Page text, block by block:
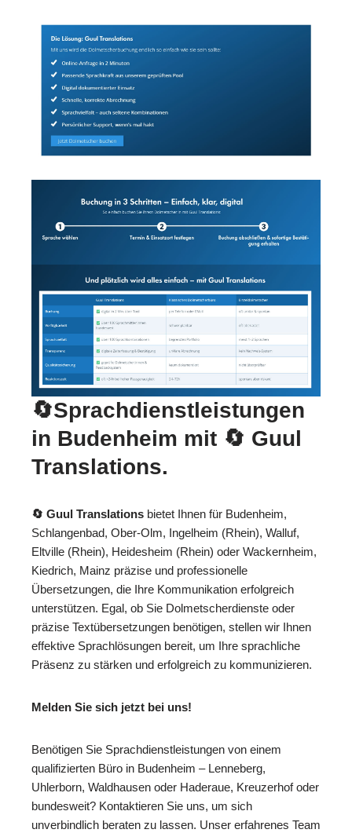
🔄Sprachdienstleistungen
in Budenheim mit 🔄 Guul
Translations.
🔄 Guul Translations bietet Ihnen für Budenheim,
Schlangenbad, Ober-Olm, Ingelheim (Rhein), Walluf,
Eltville (Rhein), Heidesheim (Rhein) oder Wackernheim,
Kiedrich, Mainz präzise und professionelle
Übersetzungen, die Ihre Kommunikation erfolgreich
unterstützen. Egal, ob Sie Dolmetscherdienste oder
präzise Textübersetzungen benötigen, stellen wir Ihnen
effektive Sprachlösungen bereit, um Ihre sprachliche
Präsenz zu stärken und erfolgreich zu kommunizieren.
Melden Sie sich jetzt bei uns!
Benötigen Sie Sprachdienstleistungen von einem
qualifizierten Büro in Budenheim – Lenneberg,
Uhlerborn, Waldhausen oder Haderaue, Kreuzerhof oder
bundesweit? Kontaktieren Sie uns, um sich
unverbindlich beraten zu lassen. Unser erfahrenes Team